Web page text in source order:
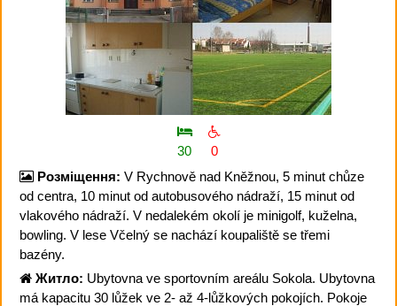
30
0
Розміщення: V Rychnově nad Kněžnou, 5 minut chůze
od centra, 10 minut od autobusového nádraží, 15 minut od
vlakového nádraží. V nedalekém okolí je minigolf, kuželna,
bowling. V lese Včelný se nachází koupaliště se třemi
bazény.
Житло: Ubytovna ve sportovním areálu Sokola. Ubytovna
má kapacitu 30 lůžek ve 2- až 4-lůžkových pokojích. Pokoje